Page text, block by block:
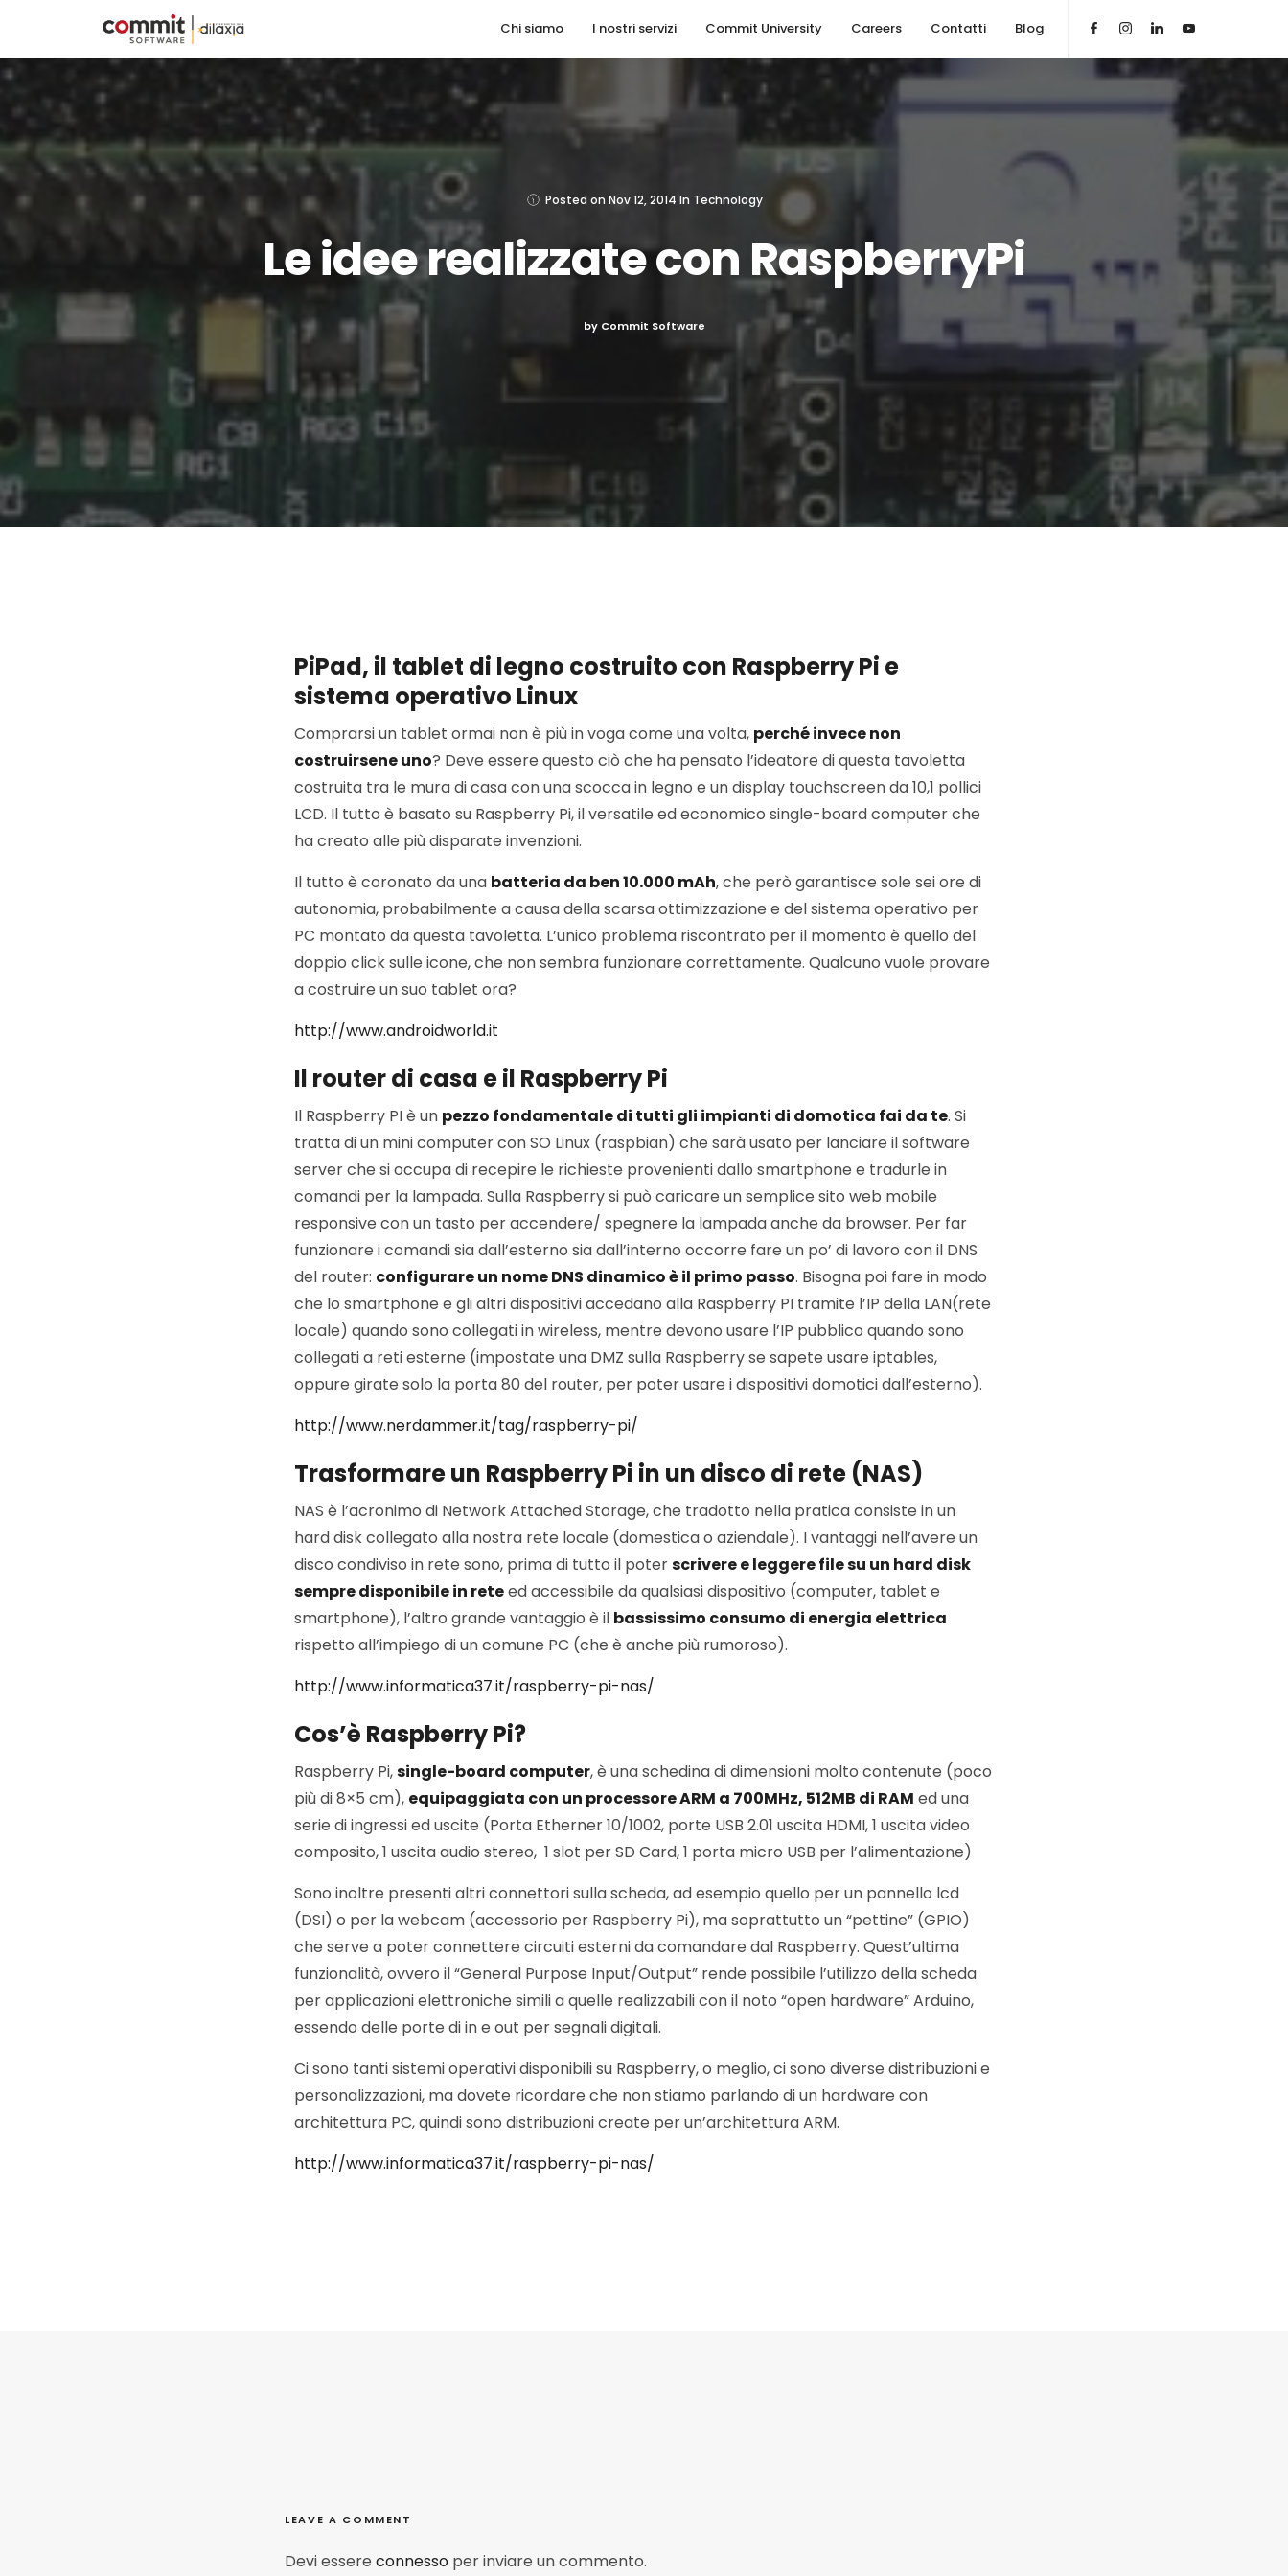
Chi siamo I nostri servizi Commit University Careers Contatti Blog
Posted on Nov 12, 2014 In Technology
Le idee realizzate con RaspberryPi
by Commit Software
PiPad, il tablet di legno costruito con Raspberry Pi e
sistema operativo Linux
Comprarsi un tablet ormai non è più in voga come una volta, perché invece non
costruirsene uno? Deve essere questo ciò che ha pensato l’ideatore di questa tavoletta
costruita tra le mura di casa con una scocca in legno e un display touchscreen da 10,1 pollici
LCD. Il tutto è basato su Raspberry Pi, il versatile ed economico single-board computer che
ha creato alle più disparate invenzioni.
Il tutto è coronato da una batteria da ben 10.000 mAh, che però garantisce sole sei ore di
autonomia, probabilmente a causa della scarsa ottimizzazione e del sistema operativo per
PC montato da questa tavoletta. L’unico problema riscontrato per il momento è quello del
doppio click sulle icone, che non sembra funzionare correttamente. Qualcuno vuole provare
a costruire un suo tablet ora?
http://www.androidworld.it
Il router di casa e il Raspberry Pi
Il Raspberry PI è un pezzo fondamentale di tutti gli impianti di domotica fai da te. Si
tratta di un mini computer con SO Linux (raspbian) che sarà usato per lanciare il software
server che si occupa di recepire le richieste provenienti dallo smartphone e tradurle in
comandi per la lampada. Sulla Raspberry si può caricare un semplice sito web mobile
responsive con un tasto per accendere/ spegnere la lampada anche da browser. Per far
funzionare i comandi sia dall’esterno sia dall’interno occorre fare un po’ di lavoro con il DNS
del router: configurare un nome DNS dinamico è il primo passo. Bisogna poi fare in modo
che lo smartphone e gli altri dispositivi accedano alla Raspberry PI tramite l’IP della LAN(rete
locale) quando sono collegati in wireless, mentre devono usare l’IP pubblico quando sono
collegati a reti esterne (impostate una DMZ sulla Raspberry se sapete usare iptables,
oppure girate solo la porta 80 del router, per poter usare i dispositivi domotici dall’esterno).
http://www.nerdammer.it/tag/raspberry-pi/
Trasformare un Raspberry Pi in un disco di rete (NAS)
NAS è l’acronimo di Network Attached Storage, che tradotto nella pratica consiste in un
hard disk collegato alla nostra rete locale (domestica o aziendale). I vantaggi nell’avere un
disco condiviso in rete sono, prima di tutto il poterscrivere e leggere file su un hard disk
sempre disponibile in reteed accessibile da qualsiasi dispositivo (computer, tablet e
smartphone), l’altro grande vantaggio è il bassissimo consumo di energia elettrica
rispetto all’impiego di un comune PC (che è anche più rumoroso).
http://www.informatica37.it/raspberry-pi-nas/
Cos’è Raspberry Pi?
Raspberry Pi,single-board computer, è una schedina di dimensioni molto contenute (poco
più di 8×5 cm), equipaggiata con un processore ARM a 700MHz, 512MB di RAM ed una
serie di ingressi ed uscite (Porta Etherner 10/1002, porte USB 2.01 uscita HDMI, 1 uscita video
composito, 1 uscita audio stereo, 1 slot per SD Card, 1 porta micro USB per l’alimentazione)
Sono inoltre presenti altri connettori sulla scheda, ad esempio quello per un pannello lcd
(DSI) o per la webcam (accessorio per Raspberry Pi), ma soprattutto un “pettine” (GPIO)
che serve a poter connettere circuiti esterni da comandare dal Raspberry. Quest’ultima
funzionalità, ovvero il “General Purpose Input/Output” rende possibile l’utilizzo della scheda
per applicazioni elettroniche simili a quelle realizzabili con il noto “open hardware” Arduino,
essendo delle porte di in e out per segnali digitali.
Ci sono tanti sistemi operativi disponibili su Raspberry, o meglio, ci sono diverse distribuzioni e
personalizzazioni, ma dovete ricordare che non stiamo parlando di un hardware con
architettura PC, quindi sono distribuzioni create per un’architettura ARM.
http://www.informatica37.it/raspberry-pi-nas/
LEAVE A COMMENT
Devi essere connesso per inviare un commento.